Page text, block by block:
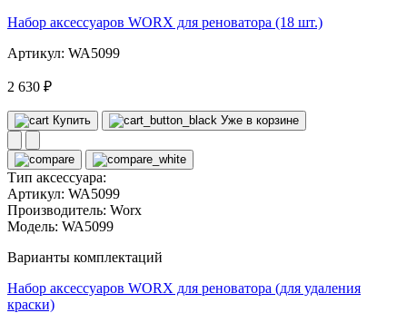
Набор аксессуаров WORX для реноватора (18 шт.)
Артикул: WA5099
2 630 ₽
Купить Уже в корзине
Тип аксессуара:
Артикул: WA5099
Производитель: Worx
Модель: WA5099
Варианты комплектаций
Набор аксессуаров WORX для реноватора (для удаления
краски)